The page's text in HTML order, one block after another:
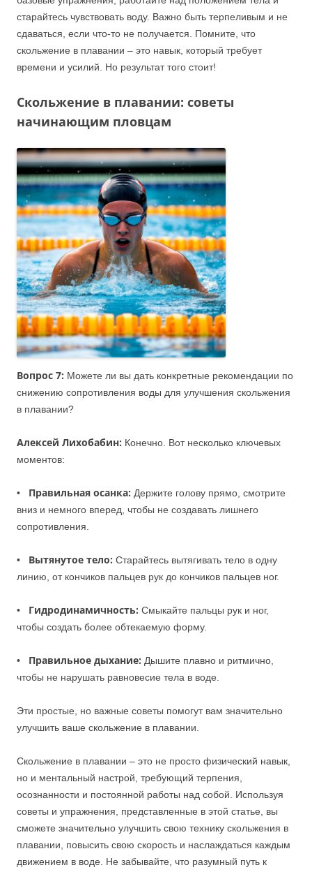
старайтесь чувствовать воду. Важно быть терпеливым и не
сдаваться, если что-то не получается. Помните, что
скольжение в плавании – это навык, который требует
времени и усилий. Но результат того стоит!
Скольжение в плавании: советы
начинающим пловцам
Вопрос 7: Можете ли вы дать конкретные рекомендации по
снижению сопротивления воды для улучшения скольжения
в плавании?
Алексей Лихобабин: Конечно. Вот несколько ключевых
моментов:
• Правильная осанка: Держите голову прямо, смотрите
вниз и немного вперед, чтобы не создавать лишнего
сопротивления.
• Вытянутое тело: Старайтесь вытягивать тело в одну
линию, от кончиков пальцев рук до кончиков пальцев ног.
• Гидродинамичность: Смыкайте пальцы рук и ног,
чтобы создать более обтекаемую форму.
• Правильное дыхание: Дышите плавно и ритмично,
чтобы не нарушать равновесие тела в воде.
Эти простые, но важные советы помогут вам значительно
улучшить ваше скольжение в плавании.
Скольжение в плавании – это не просто физический навык,
но и ментальный настрой, требующий терпения,
осознанности и постоянной работы над собой. Используя
советы и упражнения, представленные в этой статье, вы
сможете значительно улучшить свою технику скольжения в
плавании, повысить свою скорость и наслаждаться каждым
движением в воде. Не забывайте, что разумный путь к